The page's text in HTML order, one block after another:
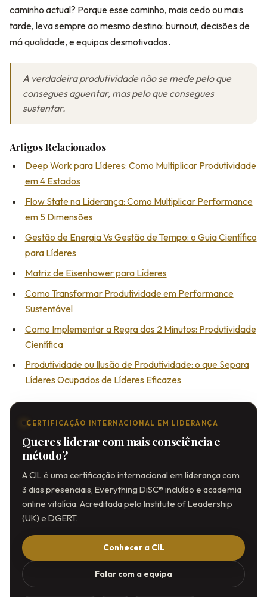
caminho actual? Porque esse caminho, mais cedo ou mais
tarde, leva sempre ao mesmo destino: burnout, decisões de
má qualidade, e equipas desmotivadas.
A verdadeira produtividade não se mede pelo que
consegues aguentar, mas pelo que consegues
sustentar.
Artigos Relacionados
Deep Work para Líderes: Como Multiplicar Produtividade
em 4 Estados
Flow State na Liderança: Como Multiplicar Performance
em 5 Dimensões
Gestão de Energia Vs Gestão de Tempo: o Guia Científico
para Líderes
Matriz de Eisenhower para Líderes
Como Transformar Produtividade em Performance
Sustentável
Como Implementar a Regra dos 2 Minutos: Produtividade
Científica
Produtividade ou Ilusão de Produtividade: o que Separa
Líderes Ocupados de Líderes Eficazes
CERTIFICAÇÃO INTERNACIONAL EM LIDERANÇA
Queres liderar com mais consciência e
método?
A CIL é uma certificação internacional em liderança com
3 dias presenciais, Everything DiSC® incluído e academia
online vitalícia. Acreditada pelo Institute of Leadership
(UK) e DGERT.
Conhecer a CIL
Falar com a equipa